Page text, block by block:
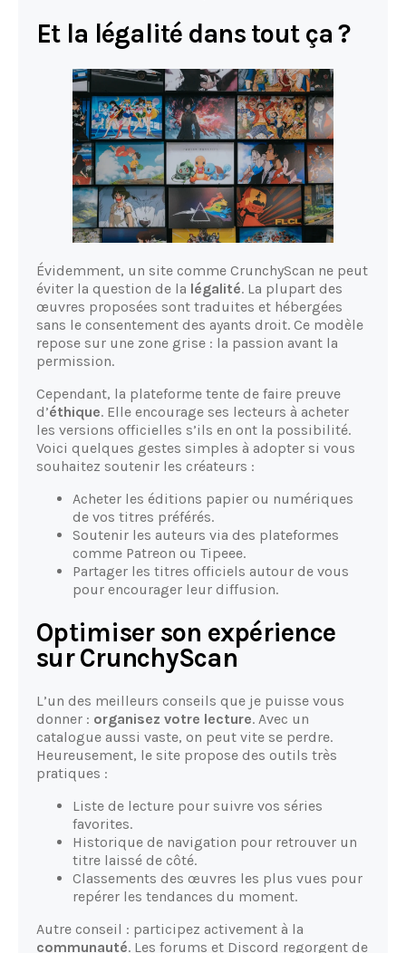
Et la légalité dans tout ça ?
Évidemment, un site comme CrunchyScan ne peut
éviter la question de la légalité. La plupart des
œuvres proposées sont traduites et hébergées
sans le consentement des ayants droit. Ce modèle
repose sur une zone grise : la passion avant la
permission.
Cependant, la plateforme tente de faire preuve
d’éthique. Elle encourage ses lecteurs à acheter
les versions officielles s’ils en ont la possibilité.
Voici quelques gestes simples à adopter si vous
souhaitez soutenir les créateurs :
Acheter les éditions papier ou numériques
de vos titres préférés.
Soutenir les auteurs via des plateformes
comme Patreon ou Tipeee.
Partager les titres officiels autour de vous
pour encourager leur diffusion.
Optimiser son expérience
sur CrunchyScan
L’un des meilleurs conseils que je puisse vous
donner : organisez votre lecture. Avec un
catalogue aussi vaste, on peut vite se perdre.
Heureusement, le site propose des outils très
pratiques :
Liste de lecture pour suivre vos séries
favorites.
Historique de navigation pour retrouver un
titre laissé de côté.
Classements des œuvres les plus vues pour
repérer les tendances du moment.
Autre conseil : participez activement à la
communauté. Les forums et Discord regorgent de